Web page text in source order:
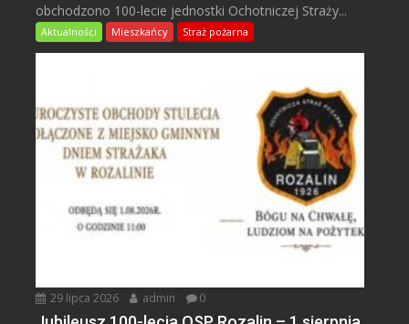
obchodzono 100-lecie jednostki Ochotniczej Straży...
Aktualności Mieszkańcy Straż pożarna
29 lipca 2026 admin 0